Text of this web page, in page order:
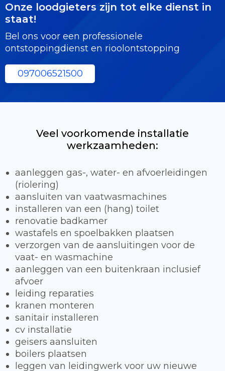
Onze loodgieters zijn tot elke dienst in
staat!
Bel ons voor een professionele
ontstoppingdienst en rioolontstopping
097006521500
Veel voorkomende installatie
werkzaamheden:
aanleggen gas-, water- en afvoerleidingen
(riolering)
aansluiten van vaatwasmachines
installeren van een (hang) toilet
renovatie badkamer
wastafels en spoelbakken plaatsen
verzorgen van de aansluitingen voor de
vaat- en wasmachine
aanleggen van een buitenkraan inclusief
afvoer
leiding reparaties
kranen monteren
sanitair installeren
cv installatie
geisers aansluiten
boilers plaatsen
leggen van leidingwerk voor uw nieuwe